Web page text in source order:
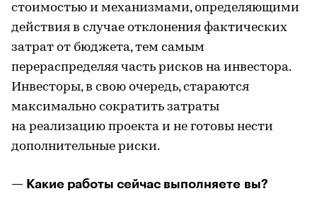
стоимостью и механизмами, определяющими
действия в случае отклонения фактических
затрат от бюджета, тем самым
перераспределяя часть рисков на инвестора.
Инвесторы, в свою очередь, стараются
максимально сократить затраты
на реализацию проекта и не готовы нести
дополнительные риски.
— Какие работы сейчас выполняете вы?